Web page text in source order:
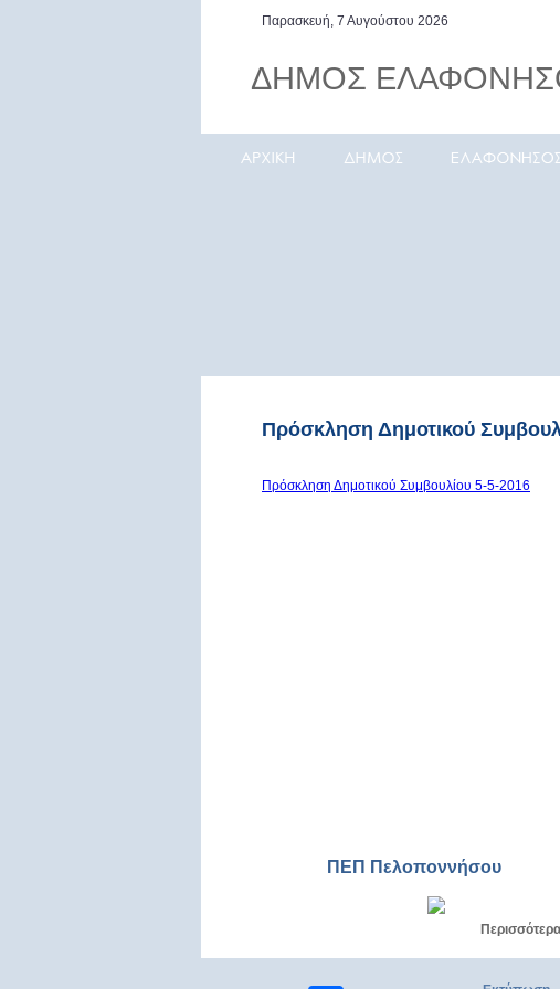
Παρασκευή, 7 Αυγούστου 2026
ΔΗΜΟΣ
Πρόσκληση Δημοτικού
Πρόσκληση Δημοτικού Συμβουλίου 5-5-2016
ΠΕΠ Πελοποννήσου
Περισσότερα